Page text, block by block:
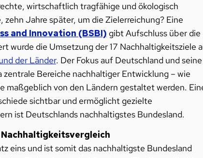
wirtschaftlich tragfähige und ökologisch
Jahre später, um die Zielerreichung? Eine
and Innovation (BSBI) gibt Aufschluss über die
wurde die Umsetzung der 17 Nachhaltigkeitsziele
der Länder. Der Fokus auf Deutschland und seine
Bereiche nachhaltiger Entwicklung – wie
von den Ländern gestaltet werden.
sichtbar und ermöglicht gezielte
ist Deutschlands nachhaltigstes Bundesland.
eins und ist somit das nachhaltigste Bundesland